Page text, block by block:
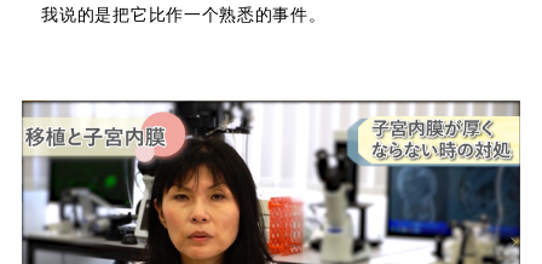
我说的是把它比作一个熟悉的事件。